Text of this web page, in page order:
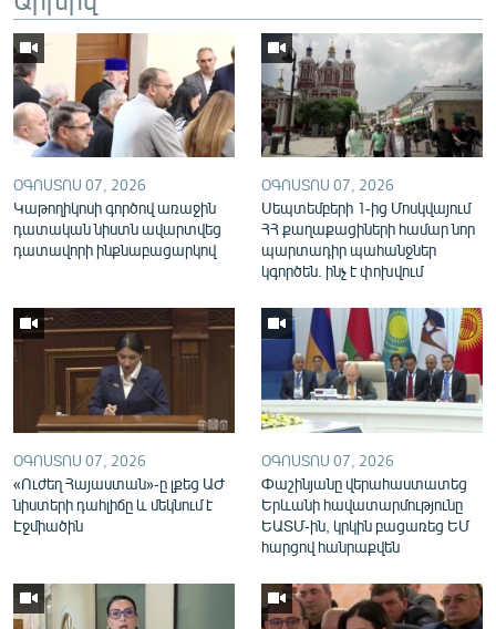
English
Русский
ՀԵՏԵՎԵՔ ՄԵԶ
«Ազատության» բոլոր կայքերը
ՕԳՈՍՏՈՍ 07, 2026
Կաթողիկոսի գործով առաջին
դատական նիստն ավարտվեց
դատավորի ինքնաբացարկով
ՕԳՈՍՏՈՍ 07, 2026
Սեպտեմբերի 1-ից Մոսկվայում
ՀՀ քաղաքացիների համար նոր
պարտադիր պահանջներ
կգործեն. ինչ է փոխվում
ՕԳՈՍՏՈՍ 07, 2026
«Ուժեղ Հայաստան»-ը լքեց ԱԺ
նիստերի դահլիճը և մեկնում է
Էջմիածին
ՕԳՈՍՏՈՍ 07, 2026
Փաշինյանը վերահաստատեց
Երևանի հավատարմությունը
ԵԱՏՄ-ին, կրկին բացառեց ԵՄ
հարցով հանրաքվեն